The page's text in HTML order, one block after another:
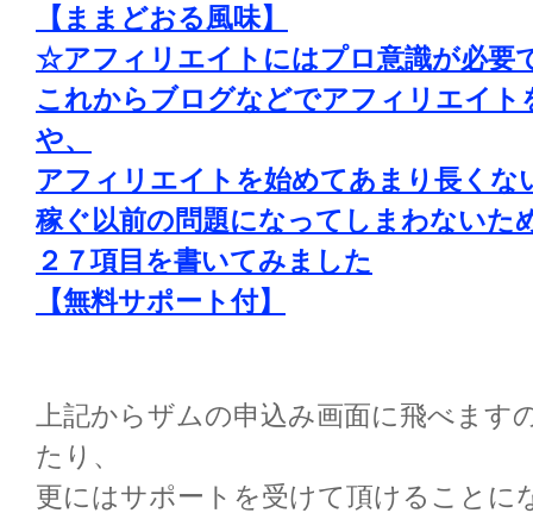
【ままどおる風味】
☆アフィリエイトにはプロ意識が必要
これからブログなどでアフィリエイト
や、
アフィリエイトを始めてあまり長くな
稼ぐ以前の問題になってしまわないた
２７項目を書いてみました
【無料サポート付】
上記からザムの申込み画面に飛べます
たり、
更にはサポートを受けて頂けることに